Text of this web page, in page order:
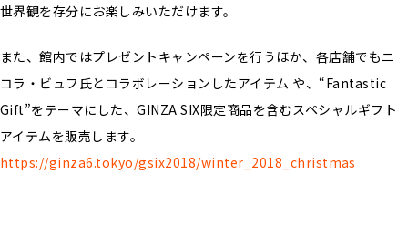
世界観を存分にお楽しみいただけます。
また、館内ではプレゼントキャンペーンを行うほか、各店舗でもニ
コラ・ビュフ氏とコラボレーションしたアイテム や、“Fantastic
Gift”をテーマにした、GINZA SIX限定商品を含むスペシャルギフト
アイテムを販売します。
https://ginza6.tokyo/gsix2018/winter_2018_christmas